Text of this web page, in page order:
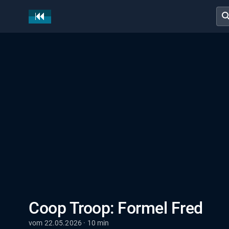
Coop Troop: Formel Fred
vom 22.05.2026 · 10 min